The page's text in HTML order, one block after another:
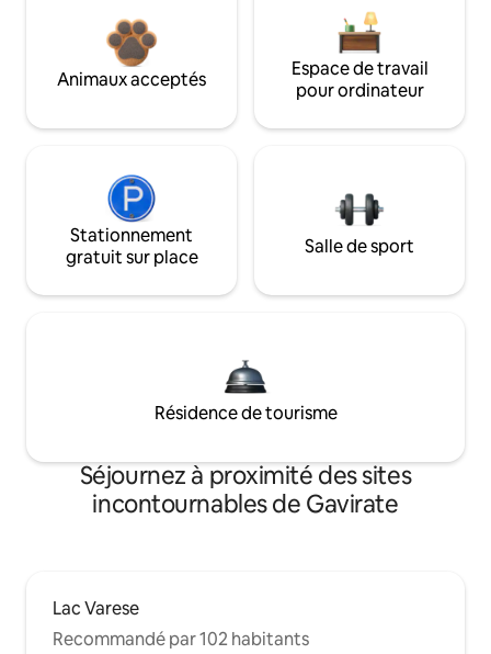
Animaux acceptés
Espace de travail
pour ordinateur
Stationnement
gratuit sur place
Salle de sport
Résidence de tourisme
Séjournez à proximité des sites
incontournables de Gavirate
Lac Varese
Recommandé par 102 habitants